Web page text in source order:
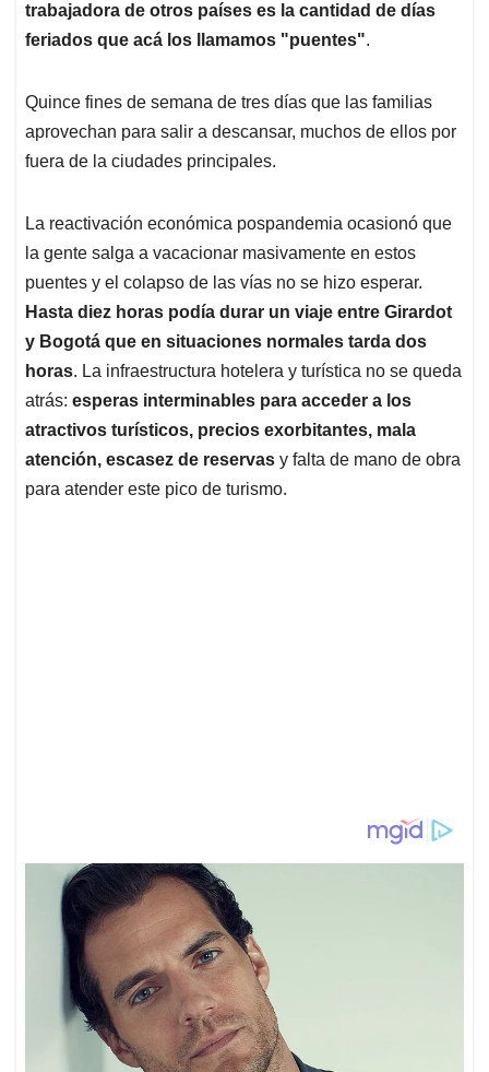
A
p
o
o
d
I
d
s
trabajadora de otros países es la cantidad de días
feriados que acá los llamamos "puentes".
Quince fines de semana de tres días que las familias
aprovechan para salir a descansar, muchos de ellos por
fuera de la ciudades principales.
La reactivación económica pospandemia ocasionó que
la gente salga a vacacionar masivamente en estos
puentes y el colapso de las vías no se hizo esperar.
Hasta diez horas podía durar un viaje entre Girardot
y Bogotá que en situaciones normales tarda dos
horas. La infraestructura hotelera y turística no se queda
atrás: esperas interminables para acceder a los
atractivos turísticos, precios exorbitantes, mala
atención, escasez de reservas y falta de mano de obra
para atender este pico de turismo.